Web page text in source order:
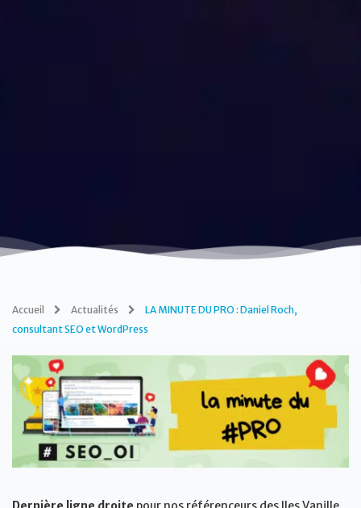
Accueil Actualités
LA MINUTE DU PRO : Daniel Roch,
consultant SEO et WordPress